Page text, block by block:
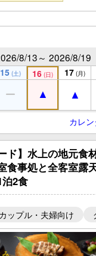
8/13～ 2026/8/19
15 (土) 16 (日) 17 (月)
カレ
ド】水上の地元食
食事処と全客室露
2食
カップル・夫婦向け